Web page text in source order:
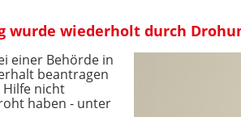
wurde wiederholt durch
einer Behörde in
beantragen
Hilfe nicht
haben - unter